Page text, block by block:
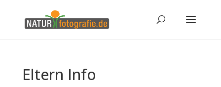
Eltern Info